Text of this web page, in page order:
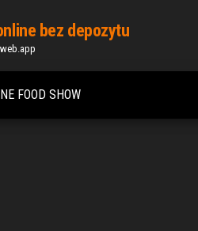
bez depozytu
FOOD SHOW